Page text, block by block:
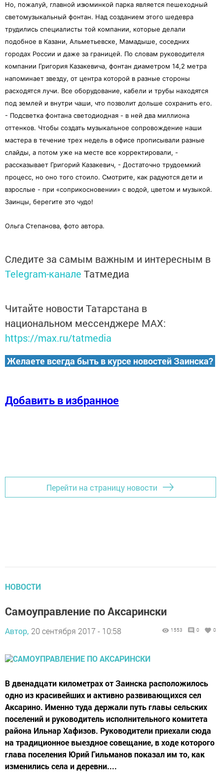
Но, пожалуй, главной изюминкой парка является пешеходный
светомузыкальный фонтан. Над созданием этого шедевра
трудились специалисты той компании, которые делали
подобное в Казани, Альметьевске, Мамадыше, соседних
городах России и даже за границей. По словам руководителя
компании Григория Казакевича, фонтан диаметром 14,2 метра
напоминает звезду, от центра которой в разные стороны
расходятся лучи. Все оборудование, кабели и трубы находятся
под землей и внутри чаши, что позволит дольше сохранить его.
- Подсветка фонтана светодиодная - в ней два миллиона
оттенков. Чтобы создать музыкальное сопровождение наши
мастера в течение трех недель в офисе прописывали разные
слайды, а потом уже на месте все корректировали, -
рассказывает Григорий Казакевич, - Достаточно трудоемкий
процесс, но оно того стоило. Смотрите, как радуются дети и
взрослые - при «соприкосновении» с водой, цветом и музыкой.
Заинцы, берегите это чудо!
Ольга Степанова, фото автора.
Следите за самым важным и интересным в
Telegram-канале Татмедиа
Читайте новости Татарстана в
национальном мессенджере MАХ:
https://max.ru/tatmedia
Желаете всегда быть в курсе новостей Заинска?
Добавить в избранное
Перейти на страницу новости
НОВОСТИ
Самоуправление по Аксарински
Автор, 20 сентября 2017 - 10:58 1553 0 0
В двенадцати километрах от Заинска расположилось
одно из красивейших и активно развивающихся сел
Аксарино. Именно туда держали путь главы сельских
поселений и руководитель исполнительного комитета
района Ильнар Хафизов. Руководители приехали сюда
на традиционное выездное совещание, в ходе которого
глава поселения Юрий Гильманов показал им то, как
изменились села и деревни....